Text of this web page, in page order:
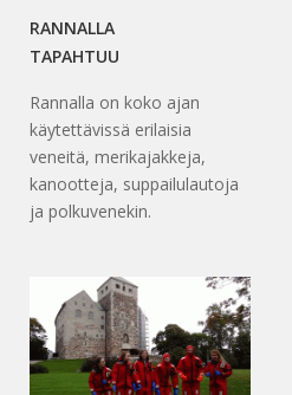
RANNALLA
TAPAHTUU
Rannalla on koko ajan
käytettävissä erilaisia
veneitä, merikajakkeja,
kanootteja, suppailulautoja
ja polkuvenekin.